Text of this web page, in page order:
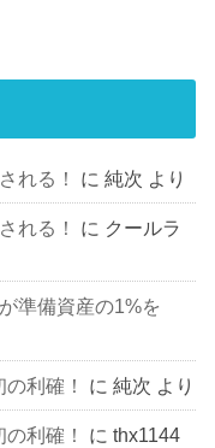
れる！ に純次 より
れる！ に クールラ
準備資産の1%を
利確！ に純次 より
利確！ にthx1144